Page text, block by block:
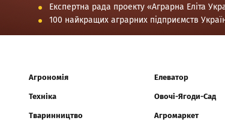
Експертна рада проекту «Аграрна Еліта
100 найкращих аграрних підприємств
Агрономія
Техніка
Тваринництво
Елеватор
Овочі-Ягоди-Сад
Агромаркет